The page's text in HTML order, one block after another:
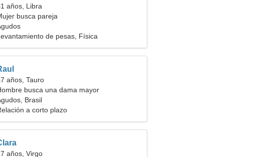
años, Libra
busca pareja
de pesas, Física
años, Tauro
busca una dama mayor
Brasil
a corto plazo
años, Virgo